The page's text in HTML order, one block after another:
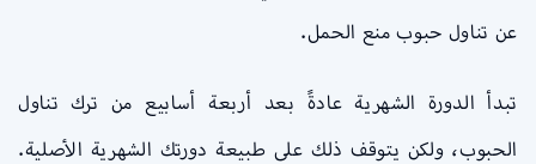
عن تناول حبوب منع الحمل.
تبدأ الدورة الشهرية عادةً بعد أربعة أسابيع من ترك تناول
الحبوب، ولكن يتوقف ذلك على طبيعة دورتك الشهرية الأصلية.